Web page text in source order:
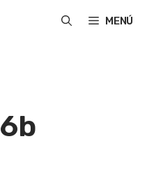
MENÚ
6b